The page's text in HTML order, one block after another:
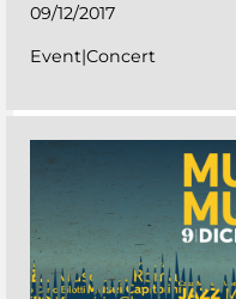
09/12/2017
Event|Concert